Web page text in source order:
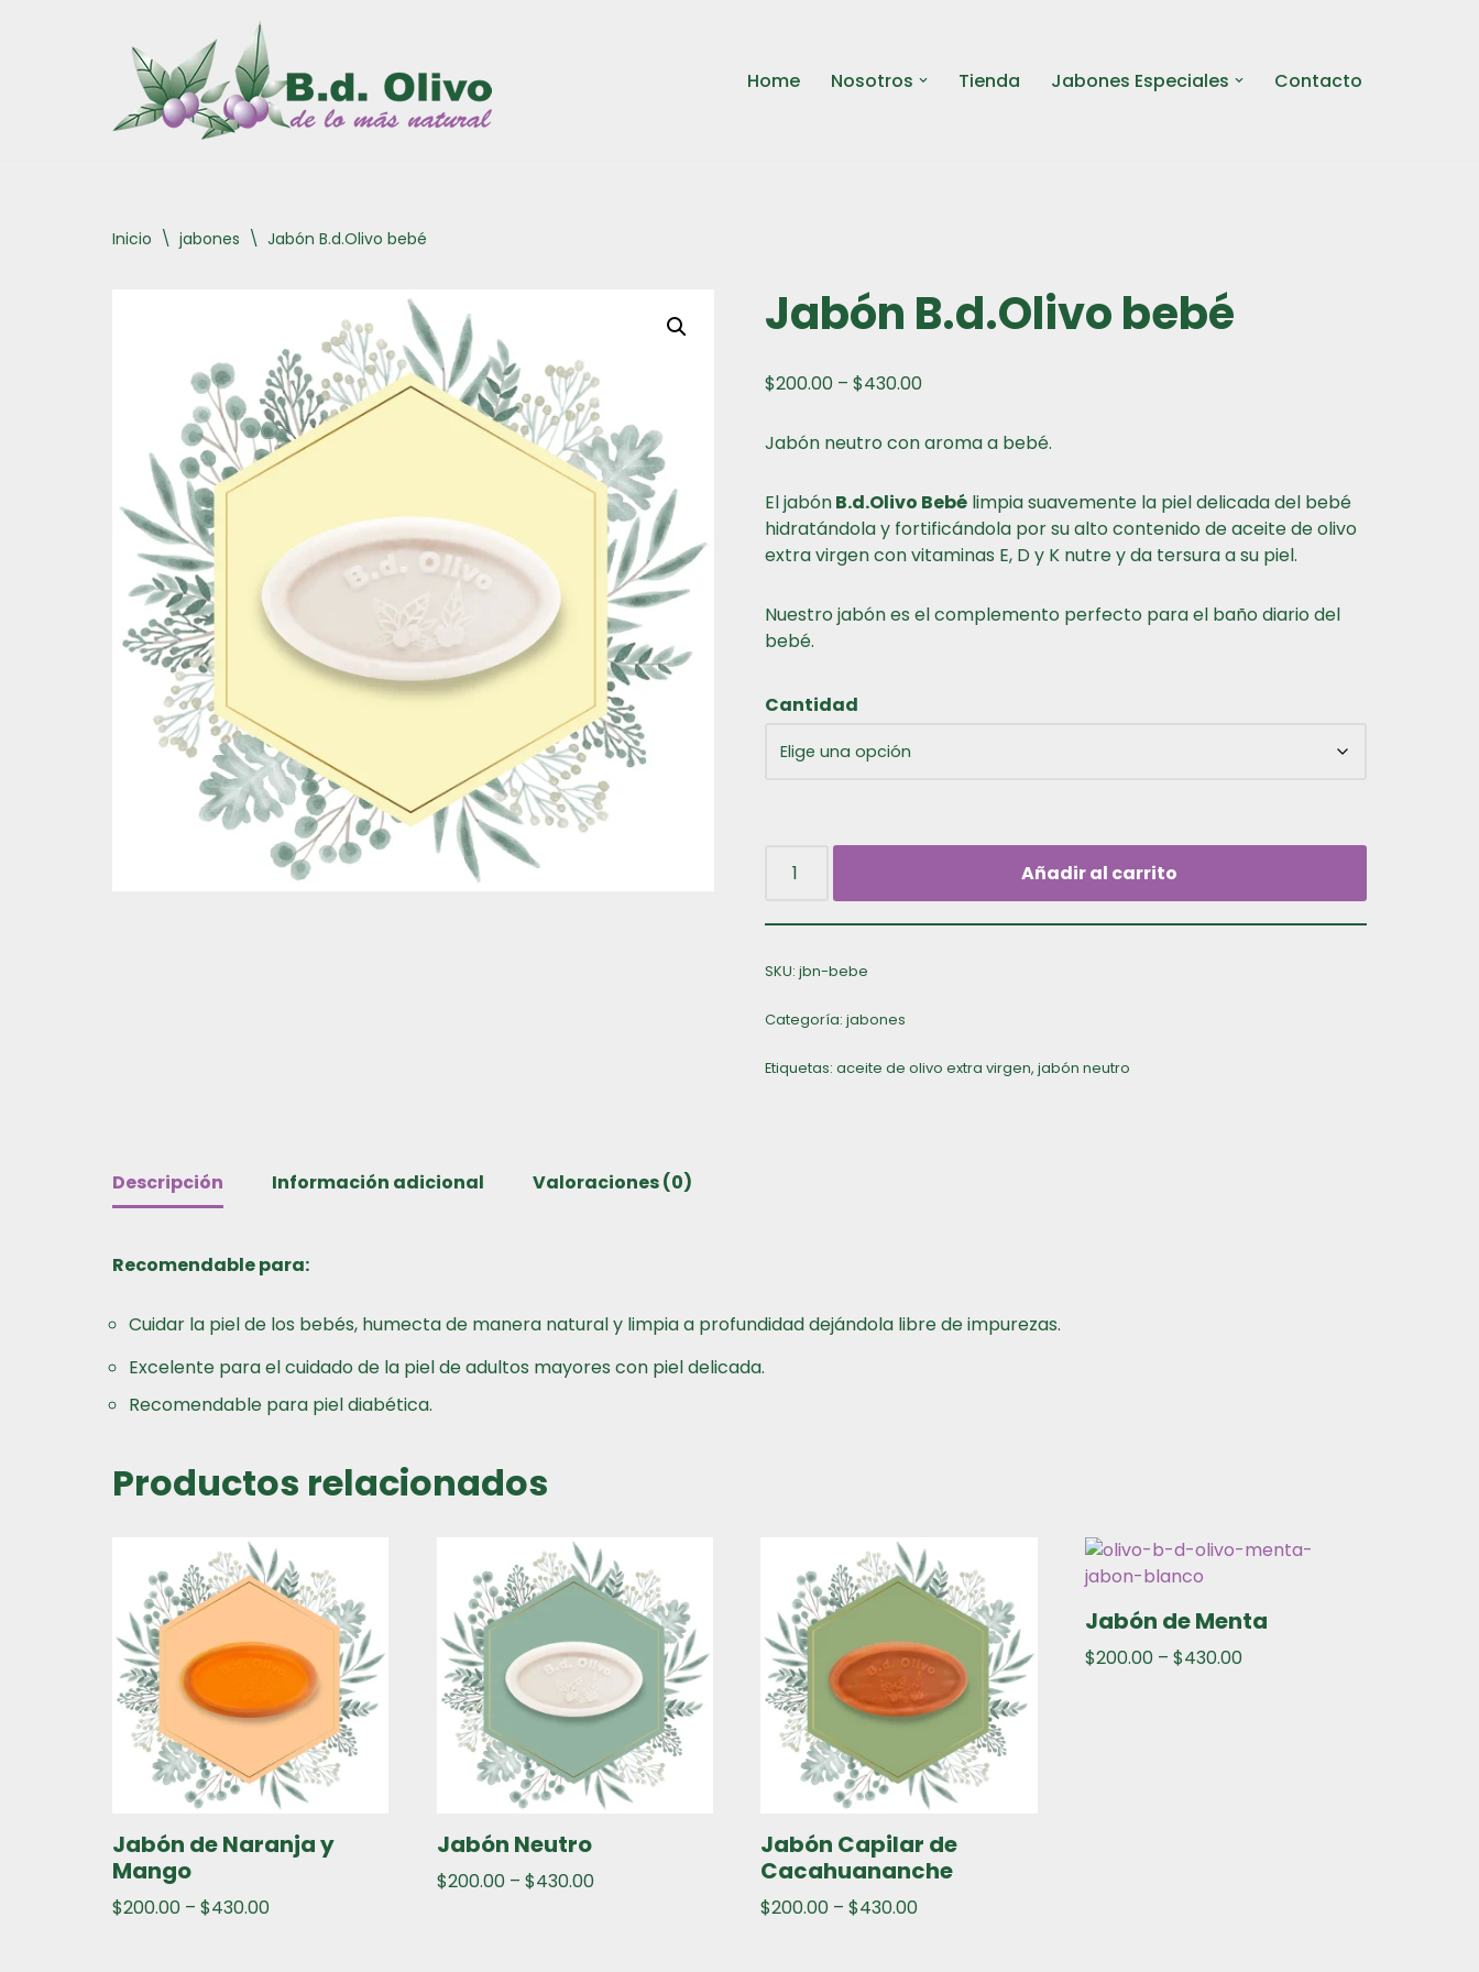
Home Nosotros Tienda Jabones Especiales Contacto
Inicio \ jabones \ Jabón B.d.Olivo bebé
Jabón B.d.Olivo bebé
$200.00– $430.00
Jabón neutro con aroma a bebé.
El jabónB.d.Olivo Bebélimpia suavemente la piel delicada del bebé
hidratándola y fortificándola por su alto contenido de aceite de olivo
extra virgen con vitaminas E, D y K nutre y da tersura a su piel.
Nuestro jabón es el complemento perfecto para el baño diario del
bebé.
Cantidad
Añadir al carrito
SKU: jbn-bebe
Categoría: jabones
Etiquetas: aceite de olivo extra virgen, jabón neutro
Descripción Información adicional Valoraciones (0)
Recomendable para:
Cuidar la piel de los bebés, humecta de manera natural y limpia a profundidad dejándola libre de impurezas.
Excelente para el cuidado de la piel de adultos mayores con piel delicada.
Recomendable para piel diabética.
Productos relacionados
Jabón de Naranja y
Mango
$200.00 – $430.00
Jabón Neutro
$200.00– $430.00
Jabón Capilar de
Cacahuananche
$200.00 –$430.00
Jabón de Menta
$200.00 –$430.00